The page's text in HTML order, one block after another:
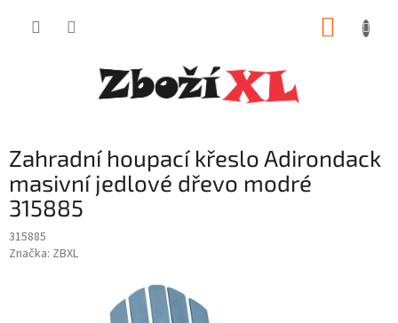
Zahradní houpací křeslo Adirondack
masivní jedlové dřevo modré
315885
315885
Značka: ZBXL